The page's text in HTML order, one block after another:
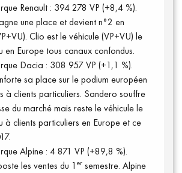
Vidéos
Renault : 394 278 VP (+8,4 %).
une place et devient n°2 en
Clio est le véhicule (VP+VU) le
en Europe tous canaux confondus.
Dacia : 308 957 VP (+1,1 %).
sa place sur le podium européen
à clients particuliers. Sandero souffre
du marché mais reste le véhicule le
à clients particuliers en Europe et ce
Alpine : 4 871 VP (+89,8 %).
les ventes du 1 er semestre. Alpine